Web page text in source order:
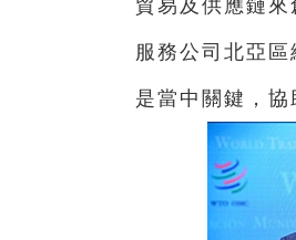
貿易及供應鏈
服務公司北亞
是當中關鍵，